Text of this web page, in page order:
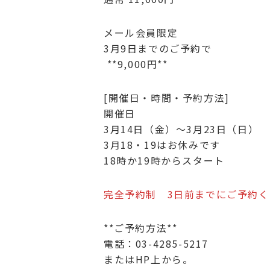
メール会員限定
3月9日までのご予約で
**9,000円**
[開催日・時間・予約方法]
開催日
3月14日（金）～3月23日（日）
3月18・19はお休みです
18時か19時からスタート
完全予約制 3日前までにご予約
**ご予約方法**
電話：03-4285-5217
またはHP上から。